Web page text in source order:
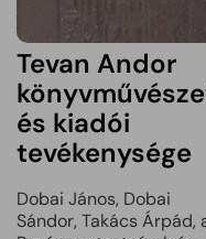
Tevan Andor
és kiadói
tevékenysége
Dobai János, Dobai
Sándor, Takács Árpád,